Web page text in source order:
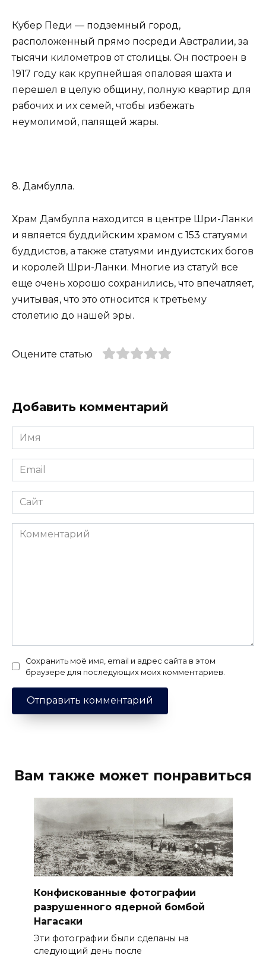
Кубер Педи — подземный город,
расположенный прямо посреди Австралии, за
тысячи километров от столицы. Он построен в
1917 году как крупнейшая опаловая шахта и
перешел в целую общину, полную квартир для
рабочих и их семей, чтобы избежать
неумолимой, палящей жары.
8. Дамбулла.
Храм Дамбулла находится в центре Шри-Ланки
и является буддийским храмом с 153 статуями
буддистов, а также статуями индуистских богов
и королей Шри-Ланки. Многие из статуй все
еще очень хорошо сохранились, что впечатляет,
учитывая, что это относится к третьему
столетию до нашей эры.
Оцените статью
Добавить комментарий
Имя
*
Email
*
Сайт
Комментарий
Сохранить моё имя, email и адрес сайта в этом
браузере для последующих моих комментариев.
Вам также может понравиться
Конфискованные фотографии
разрушенного ядерной бомбой
Нагасаки
Эти фотографии были сделаны на
следующий день после